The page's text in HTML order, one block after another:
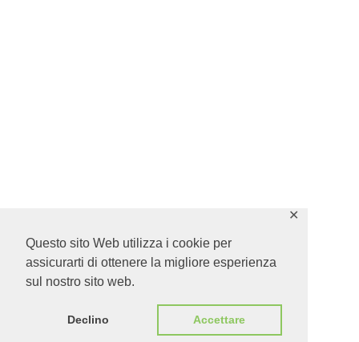
Questo sito Web utilizza i cookie per
assicurarti di ottenere la migliore esperienza
sul nostro sito web.
Declino Accettare
✕